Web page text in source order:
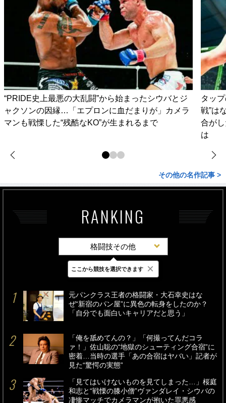
“PRIDE史上最悪の大乱闘”から始まったシウバとジ
ャクソンの因縁…「エプロンに血だまりが」カメラ
マンも戦慄した“残酷なKO”が生まれるまで
タッ
戦”は
合が
は
その他の名作記事 >
RANKING
格闘技その他
最新 24時間 週間
元パンクラス王者の格闘家・大石幸史はな
ぜ“新宿のパン屋”に異色の転身をしたのか？
「自分でも面白いキャリアだと思う」
「俺を舐めてんの？」「何撮ってんだコラ
ァ！」佐山聡の“地獄のシューティング合宿”に
密着…当時の選手「あの合宿はヤバい」記者が
見た“驚愕の実態”
「見てはいけないものを見てしまった…」桜庭
和志と“戦慄の膝小僧”ヴァンダレイ・シウバの
凄惨マッチでカメラマンが抱いた罪悪感
ここから競技を選択できます ×